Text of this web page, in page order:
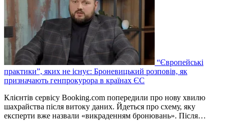
“Європейські
практики”, яких не існує: Броневицький розповів, як
призначають генпрокурора в країнах ЄС
Клієнтів сервісу Booking.com попередили про нову хвилю
шахрайства після витоку даних. Йдеться про схему, яку
експерти вже назвали «викраденням бронювань». Після…